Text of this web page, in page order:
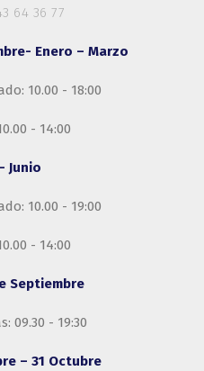
64 36 77
Enero – Marzo
10.00 - 18:00
- 14:00
Junio
10.00 - 19:00
- 14:00
Septiembre
09.30 - 19:30
– 31 Octubre